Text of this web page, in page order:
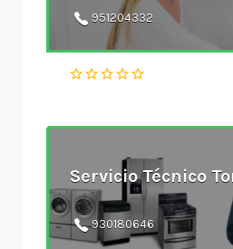
951204332
Servicio Técnico
930180646